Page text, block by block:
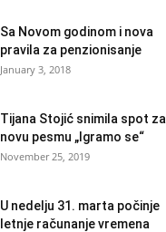
Sa Novom godinom i nova
pravila za penzionisanje
January 3, 2018
Tijana Stojić snimila spot za
novu pesmu „Igramo se“
November 25, 2019
U nedelju 31. marta počinje
letnje računanje vremena